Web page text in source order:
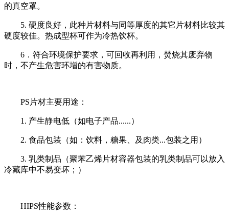
的真空罩。
5. 硬度良好，此种片材料与同等厚度的其它片材料比较其
硬度较佳。热成型杯可作为冷热饮杯。
6．符合环境保护要求，可回收再利用，焚烧其废弃物
时，不产生危害环增的有害物质。
PS片材主要用途：
1. 产生静电低（如电子产品......）
2. 食品包装（如：饮料，糖果、及肉类...包装之用）
3. 乳类制品（聚苯乙烯片材容器包装的乳类制品可以放入
冷藏库中不易变坏；）
HIPS性能参数：